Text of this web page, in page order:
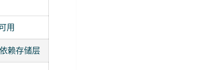
用
赖存储层